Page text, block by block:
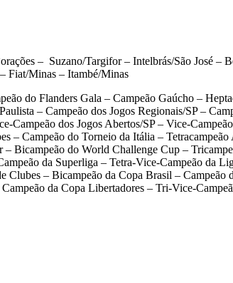
– Suzano/Targifor – Intelbrás/São José
Fiat/Minas – Itambé/Minas
do Flanders Gala – Campeão Gaúcho –
– Campeão dos Jogos Regionais/SP –
dos Jogos Abertos/SP – Vice-
– Campeão do Torneio da Itália –
Bicampeão do World Challenge Cup –
da Superliga – Tetra-Vice-Campeão da
– Bicampeão da Copa Brasil –
da Copa Libertadores – Tri-Vice-